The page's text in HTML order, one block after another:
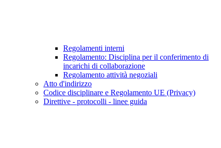
Regolamenti interni
Regolamento: Disciplina per il conferimento di
incarichi di collaborazione
Regolamento attività negoziali
Atto d'indirizzo
Codice disciplinare e Regolamento UE (Privacy)
Direttive - protocolli - linee guida